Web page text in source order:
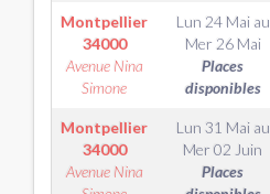
Montpellier
34000
Avenue Nina
Simone
Lun 24 Maiau
Mer 26 Mai
Places
disponibles
Montpellier
34000
Avenue Nina
Lun 31 Maiau
Mer 02 Juin
Places